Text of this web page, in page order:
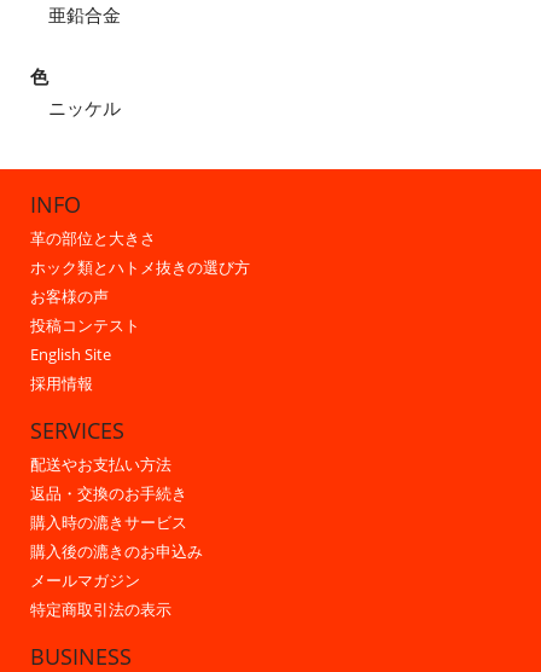
亜鉛合金
色
ニッケル
INFO
革の部位と大きさ
ホック類とハトメ抜きの選び方
お客様の声
投稿コンテスト
English Site
採用情報
SERVICES
配送やお支払い方法
返品・交換のお手続き
購入時の漉きサービス
購入後の漉きのお申込み
メールマガジン
特定商取引法の表示
BUSINESS